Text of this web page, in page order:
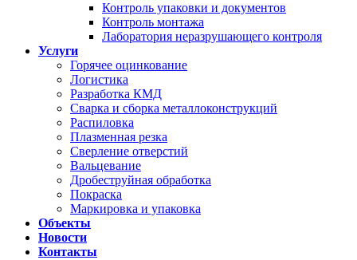
Контроль упаковки и документов
Контроль монтажа
Лаборатория неразрушающего контроля
Услуги
Горячее оцинкование
Логистика
Разработка КМД
Сварка и сборка металлоконструкций
Распиловка
Плазменная резка
Сверление отверстий
Вальцевание
Дробеструйная обработка
Покраска
Маркировка и упаковка
Объекты
Новости
Контакты